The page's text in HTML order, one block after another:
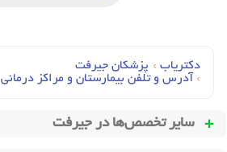
دکتریاب › پزشکان جیرفت
› آدرس و تلفن بیمارستان و مراکز درمانی
سایر تخصص‌ها در جیرفت